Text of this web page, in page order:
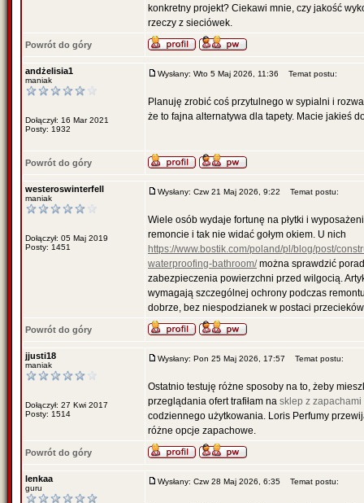
konkretny projekt? Ciekawi mnie, czy jakość
rzeczy z sieciówek.
Powrót do góry
andżelisia1
maniak
Dołączył: 16 Mar 2021
Posty: 1932
Wysłany: Wto 5 Maj 2026, 11:36 Temat postu:
Planuję zrobić coś przytulnego w sypialni i
że to fajna alternatywa dla tapety. Macie jakieś
Powrót do góry
westeroswinterfell
maniak
Dołączył: 05 Maj 2019
Posty: 1451
Wysłany: Czw 21 Maj 2026, 9:22 Temat postu:
Wiele osób wydaje fortunę na płytki i
remoncie i tak nie widać gołym okiem. U nich
https://www.bostik.com/poland/pl/blog/post/
waterproofing-bathroom/można sprawdzić
zabezpieczenia powierzchni przed wilgocią.
wymagają szczególnej ochrony podczas
dobrze, bez niespodzianek w postaci
Powrót do góry
jjusti18
maniak
Dołączył: 27 Kwi 2017
Posty: 1514
Wysłany: Pon 25 Maj 2026, 17:57 Temat postu:
Ostatnio testuję różne sposoby na to, żeby
przeglądania ofert trafiłam na sklep z zapachami
codziennego użytkowania. Loris Perfumy
różne opcje zapachowe.
Powrót do góry
lenkaa
guru
Wysłany: Czw 28 Maj 2026, 6:35 Temat postu: